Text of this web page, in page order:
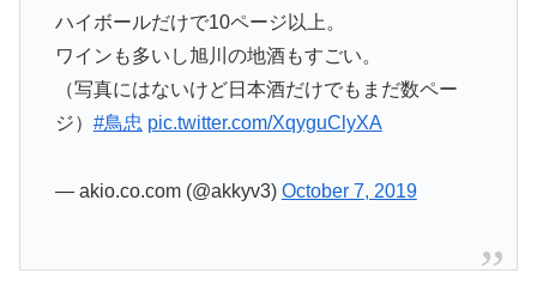
ハイボールだけで10ページ以上。
ワインも多いし旭川の地酒もすごい。
（写真にはないけど日本酒だけでもまだ数ペー
ジ） #鳥忠 pic.twitter.com/XqyguClyXA
— akio.co.com (@akkyv3) October 7, 2019